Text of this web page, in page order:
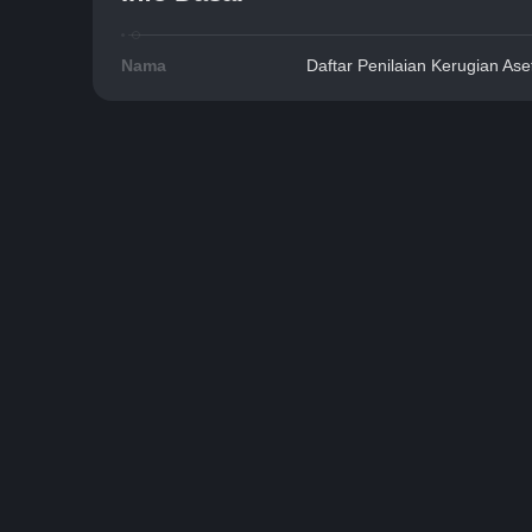
Nama Daftar Penilaian Kerugian